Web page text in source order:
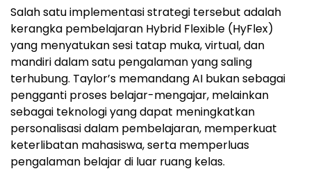
Salah satu implementasi strategi tersebut adalah
kerangka pembelajaran Hybrid Flexible (HyFlex)
yang menyatukan sesi tatap muka, virtual, dan
mandiri dalam satu pengalaman yang saling
terhubung. Taylor’s memandang AI bukan sebagai
pengganti proses belajar-mengajar, melainkan
sebagai teknologi yang dapat meningkatkan
personalisasi dalam pembelajaran, memperkuat
keterlibatan mahasiswa, serta memperluas
pengalaman belajar di luar ruang kelas.